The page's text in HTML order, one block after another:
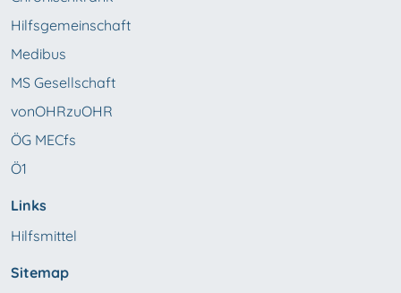
Hilfsgemeinschaft
Medibus
MS Gesellschaft
vonOHRzuOHR
ÖG MECfs
Ö1
Links
Hilfsmittel
Sitemap